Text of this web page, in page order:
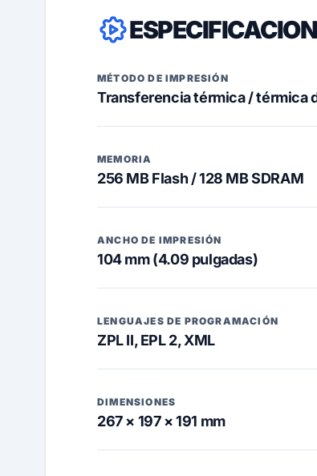
MÉTODO DE IMPRESIÓN
Transferencia térmica / térmica
MEMORIA
256 MB Flash / 128 MB SDRAM
ANCHO DE IMPRESIÓN
104 mm (4.09 pulgadas)
LENGUAJES DE PROGRAMACIÓN
ZPL II, EPL 2, XML
DIMENSIONES
267 × 197 × 191 mm